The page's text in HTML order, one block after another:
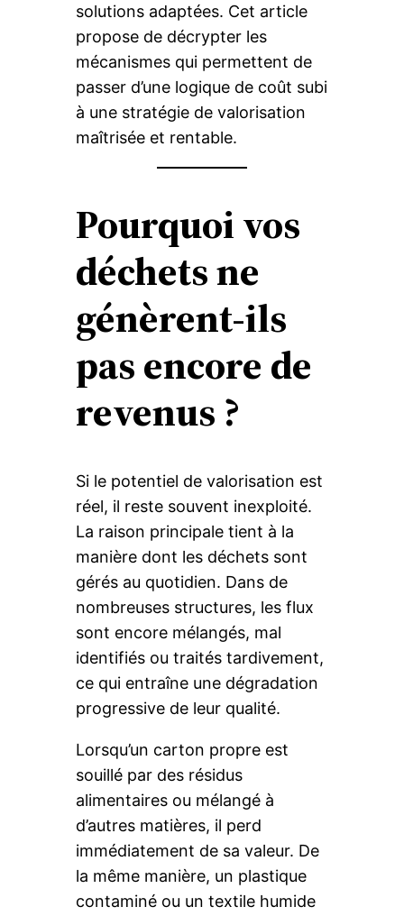
solutions adaptées. Cet article
propose de décrypter les
mécanismes qui permettent de
passer d’une logique de coût subi
à une stratégie de valorisation
maîtrisée et rentable.
Pourquoi vos
déchets ne
génèrent-ils
pas encore de
revenus ?
Si le potentiel de valorisation est
réel, il reste souvent inexploité.
La raison principale tient à la
manière dont les déchets sont
gérés au quotidien. Dans de
nombreuses structures, les flux
sont encore mélangés, mal
identifiés ou traités tardivement,
ce qui entraîne une dégradation
progressive de leur qualité.
Lorsqu’un carton propre est
souillé par des résidus
alimentaires ou mélangé à
d’autres matières, il perd
immédiatement de sa valeur. De
la même manière, un plastique
contaminé ou un textile humide